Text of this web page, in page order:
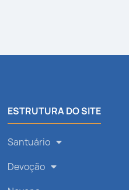
ESTRUTURA DO SITE
Santuário
Devoção